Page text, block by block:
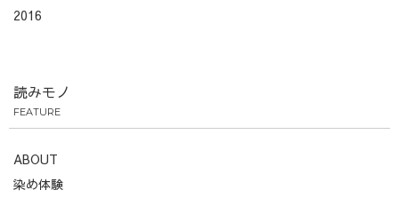
2016
読みモノ
FEATURE
ABOUT
染め体験